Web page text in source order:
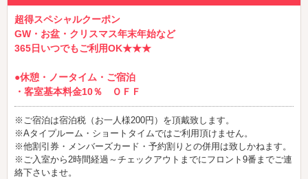
超得スペシャルクーポン
GW・お盆・クリスマス年末年始など
365日いつでもご利用OK★★★
●休憩・ノータイム・ご宿泊
・客室基本料金10％ ＯＦＦ
※ご宿泊は宿泊税（お一人様200円）を頂戴致します。
※Aタイプルーム・ショートタイムではご利用頂けません。
※他割引券・メンバーズカード・予約割りとの併用は致しかねます。
※ご入室から2時間経過～チェックアウトまでにフロント9番までご連
絡下さいませ。